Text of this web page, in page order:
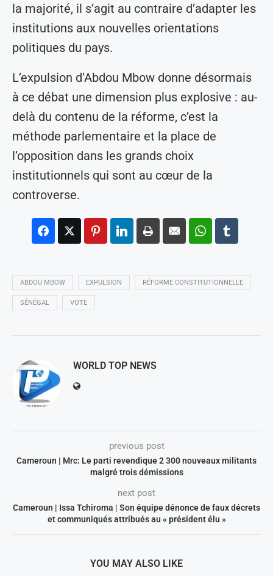
la majorité, il s’agit au contraire d’adapter les
institutions aux nouvelles orientations
politiques du pays.
L’expulsion d’Abdou Mbow donne désormais
à ce débat une dimension plus explosive : au-
delà du contenu de la réforme, c’est la
méthode parlementaire et la place de
l’opposition dans les grands choix
institutionnels qui sont au cœur de la
controverse.
ABDOU MBOW EXPULSION RÉFORME CONSTITUTIONNELLE
SÉNÉGAL VOTE
WORLD TOP NEWS
previous post
Cameroun | Mrc: Le parti revendique 2 300 nouveaux militants
malgré trois démissions
next post
Cameroun | Issa Tchiroma | Son équipe dénonce de faux décrets
et communiqués attribués au « président élu »
YOU MAY ALSO LIKE